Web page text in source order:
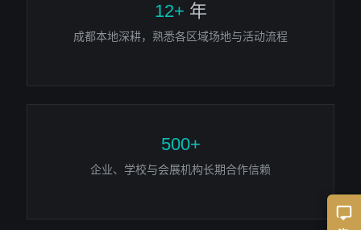
12+ 年
成都本地深耕，熟悉各区域场地与活动流程
500+
企业、学校与会展机构长期合作信赖